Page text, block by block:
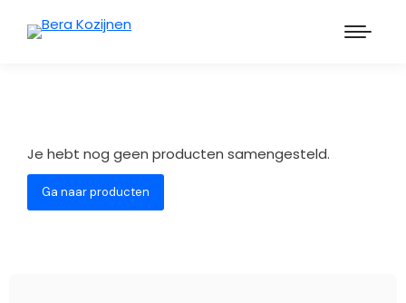
Je hebt nog geen producten samengesteld.
Ga naar producten